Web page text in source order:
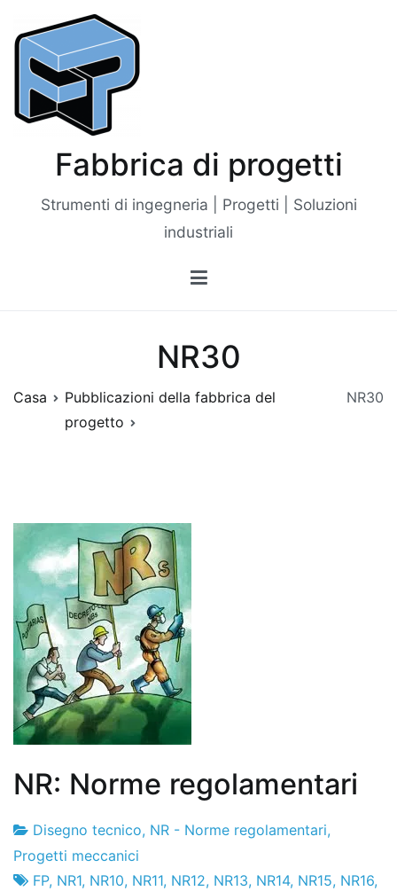
contenuto
Fabbrica di progetti
Strumenti di ingegneria | Progetti | Soluzioni
industriali
NR30
Casa
Pubblicazioni della fabbrica del
progetto
NR30
NR: Norme regolamentari
Fabbrica
di
25
l'ottobre
Disegno tecnico, NR - Norme regolamentari,
Progetti meccanici
FP, NR1, NR10, NR11, NR12, NR13, NR14, NR15, NR16,